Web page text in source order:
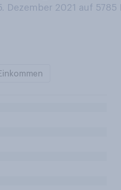
Dezember 2021 auf 5785